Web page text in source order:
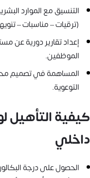
التنسيق مع الموارد
(ترقيات – مناسبات –
إعداد تقارير دورية عن
الموظفين.
المساهمة في تصميم
التوعوية.
كيفية
داخلي
الحصول على درجة